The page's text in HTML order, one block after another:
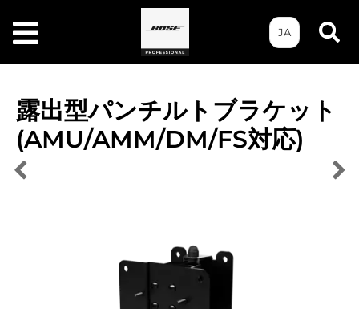
JA
露出型パンチルトブラケット
(AMU/AMM/DM/FS対応)